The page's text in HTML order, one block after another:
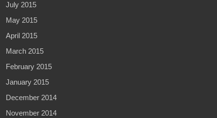
July 2015
May 2015
April 2015
March 2015
February 2015
January 2015
December 2014
November 2014